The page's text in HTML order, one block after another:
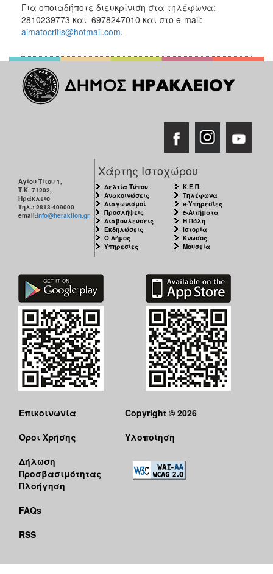
Για οποιαδήποτε διευκρίνιση στα τηλέφωνα:
2810239773 και 6978247010 και στο e-mail:
aimatocritis@hotmail.com.
Αγίου Τίτου 1,
Τ.Κ. 71202,
Ηράκλειο
Τηλ.: 2813-409000
email:info@heraklion.gr
Χάρτης Ιστοχώρου
Δελτία Τύπου
Ανακοινώσεις
Διαγωνισμοί
Προσλήψεις
Διαβουλεύσεις
Εκδηλώσεις
Ο Δήμος
Υπηρεσίες
Κ.Ε.Π.
Τηλέφωνα
e-Υπηρεσίες
e-Αιτήματα
Η Πόλη
Ιστορία
Κνωσός
Μουσεία
Επικοινωνία
Όροι Χρήσης
Δήλωση
Προσβασιμότητας
Πλοήγηση
FAQs
RSS
Copyright © 2026
Υλοποίηση